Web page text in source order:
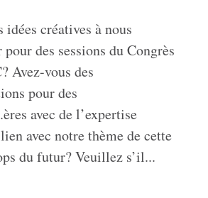
idées créatives à nous
des sessions du Congrès
Avez-vous des
pour des
avec de l’expertise
avec notre thème de cette
du futur? Veuillez s’il...